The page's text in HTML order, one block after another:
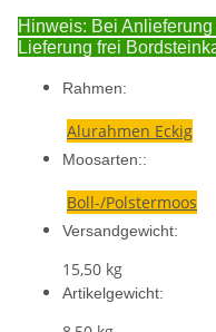
Hinweis: Bei
Lieferung frei
Rahmen:
Alurahmen Eckig
Moosarten::
Boll-/Polstermoos
Versandgewicht:
15,50 kg
Artikelgewicht: